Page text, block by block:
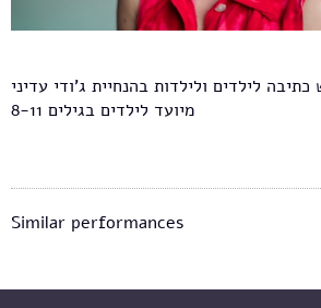
מיועד לילדים בגילים 8-11
Similar performances